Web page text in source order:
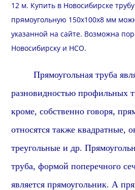
12 м. Купить в Новосибирске
прямоугольную 150х100х8 мм
указанной на сайте. Возможна
Новосибирску и НСО.
Прямоугольная труба
разновидностью профильных
кроме, собственно говоря,
относятся также квадратные,
треугольные и др.
труба, формой поперечного
является прямоугольник. А